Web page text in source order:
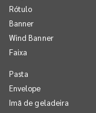
Rótulo
Banner
Wind Banner
Faixa
Pasta
Envelope
Imã de geladeira